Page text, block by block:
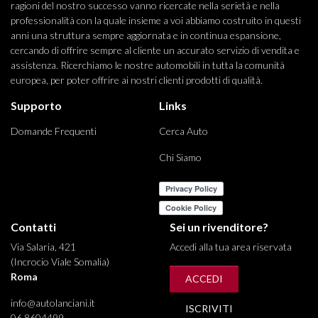
ragioni del nostro successo vanno ricercate nella serietà e nella
professionalità con la quale insieme a voi abbiamo costruito in questi
anni una struttura sempre aggiornata e in continua espansione,
cercando di offrire sempre al cliente un accurato servizio di vendita e
assistenza. Ricerchiamo le nostre automobili in tutta la comunità
europea, per poter offrire ai nostri clienti prodotti di qualità.
Supporto
Domande Frequenti
Links
Cerca Auto
Chi Siamo
Contatti
Via Salaria, 421
(Incrocio Viale Somalia)
Roma
info@autolanciani.it
Sei un rivenditore?
Accedi alla tua area riservata
ACCEDI
ISCRIVITI